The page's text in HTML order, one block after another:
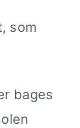
som
bages